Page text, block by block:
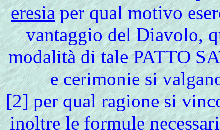
eresiaper qual motivo
vantaggio del Diavolo,
modalità di tale PATTO
e cerimonie si
[2] per qual ragione si
inoltre le formule